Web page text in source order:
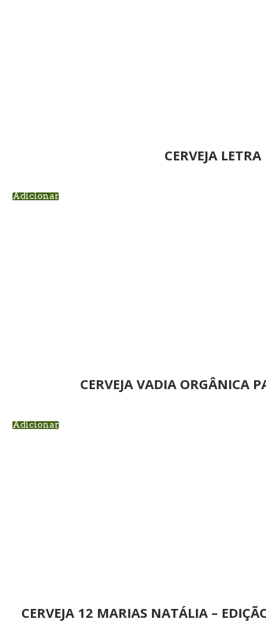
CERVEJA
Adicionar
CERVEJA VADIA ORGÂNICA
Adicionar
CERVEJA 12 MARIAS NATÁLIA –